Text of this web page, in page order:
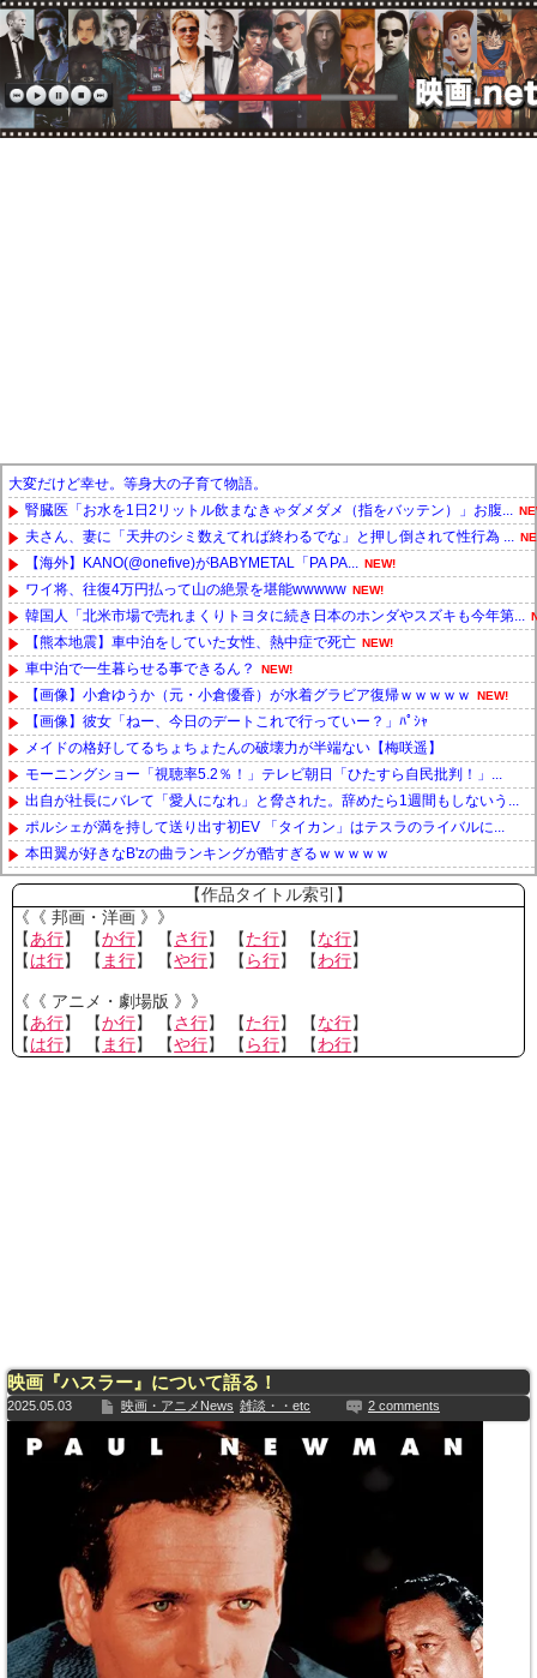
大変だけど幸せ。等身大の子育て物語。
腎臓医「お水を1日2リットル飲まなきゃダメダメ（指をバッテン）」お腹...
夫さん、妻に「天井のシミ数えてれば終わるでな」と押し倒されて性行為 ...
【海外】KANO(@onefive)がBABYMETAL「PA PA... NEW!
ワイ将、往復4万円払って山の絶景を堪能wwwww NEW!
韓国人「北米市場で売れまくりトヨタに続き日本のホンダやスズキも今年第...
【熊本地震】車中泊をしていた女性、熱中症で死亡 NEW!
車中泊で一生暮らせる事できるん？ NEW!
【画像】小倉ゆうか（元・小倉優香）が水着グラビア復帰ｗｗｗｗｗ NEW!
【画像】彼女「ねー、今日のデートこれで行っていー？」ﾊﾟｼｬ
メイドの格好してるちょちょたんの破壊力が半端ない【梅咲遥】
モーニングショー「視聴率5.2％！」テレビ朝日「ひたすら自民批判！」...
出自が社長にバレて「愛人になれ」と脅された。辞めたら1週間もしないう...
ポルシェが満を持して送り出す初EV 「タイカン」はテスラのライバルに...
本田翼が好きなB'zの曲ランキングが酷すぎるｗｗｗｗｗ
Powered by livedoor 相互RSS
【作品タイトル索引】
《《 邦画・洋画 》》
【あ行】 【か行】 【さ行】 【た行】 【な行】
【は行】 【 ま行】 【や行】 【 ら行】 【わ行】
《《 アニメ・劇場版 》》
【あ行】 【か行】 【さ行】 【た行】 【な行】
【は行】 【 ま行】 【や行】 【 ら行】 【わ行】
映画『ハスラー』について語る！
2025.05.03 映画・アニメNews 雑談・・etc 2 comments